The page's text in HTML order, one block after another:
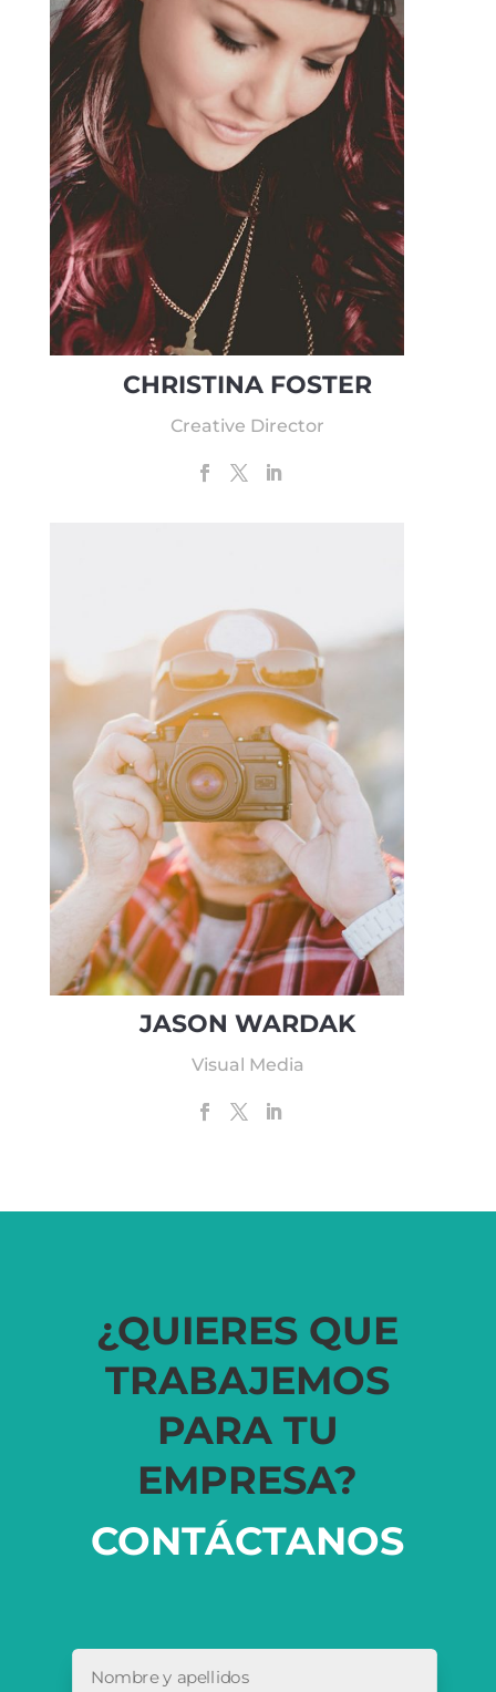
CHRISTINA FOSTER
Creative Director
JASON WARDAK
Visual Media
¿QUIERES QUE
TRABAJEMOS
PARA TU
EMPRESA?
CONTÁCTANOS